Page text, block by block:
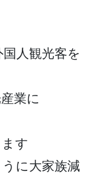
人観光客を
業に
す
に大家族減